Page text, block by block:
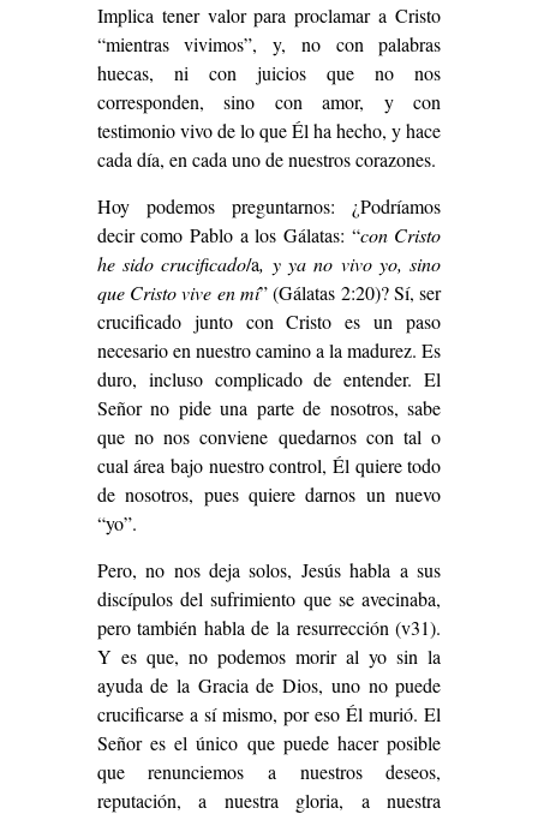
Implica tener valor para proclamar a Cristo
“mientras vivimos”, y, no con palabras
huecas, ni con juicios que no nos
corresponden, sino con amor, y con
testimonio vivo de lo que Él ha hecho, y hace
cada día, en cada uno de nuestros corazones.
Hoy podemos preguntarnos: ¿Podríamos
decir como Pablo a los Gálatas: “con Cristo
he sido crucificado/a, y ya no vivo yo, sino
que Cristo vive en mí” (Gálatas 2:20)? Sí, ser
crucificado junto con Cristo es un paso
necesario en nuestro camino a la madurez. Es
duro, incluso complicado de entender. El
Señor no pide una parte de nosotros, sabe
que no nos conviene quedarnos con tal o
cual área bajo nuestro control, Él quiere todo
de nosotros, pues quiere darnos un nuevo
“yo”.
Pero, no nos deja solos, Jesús habla a sus
discípulos del sufrimiento que se avecinaba,
pero también habla de la resurrección (v31).
Y es que, no podemos morir al yo sin la
ayuda de la Gracia de Dios, uno no puede
crucificarse a sí mismo, por eso Él murió. El
Señor es el único que puede hacer posible
que renunciemos a nuestros deseos,
reputación, a nuestra gloria, a nuestra